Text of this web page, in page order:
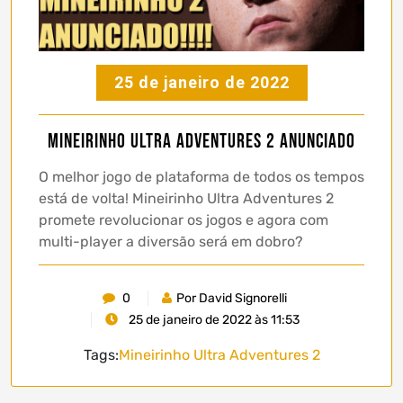
25 de janeiro de 2022
Mineirinho Ultra Adventures 2 anunciado
O melhor jogo de plataforma de todos os tempos
está de volta! Mineirinho Ultra Adventures 2
promete revolucionar os jogos e agora com
multi-player a diversão será em dobro?
0
Por David Signorelli
25 de janeiro de 2022 às 11:53
Tags:Mineirinho Ultra Adventures 2